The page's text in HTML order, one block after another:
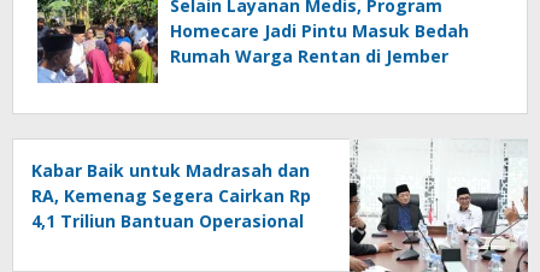
Selain Layanan Medis, Program
Homecare Jadi Pintu Masuk Bedah
Rumah Warga Rentan di Jember
Kabar Baik untuk Madrasah dan
RA, Kemenag Segera Cairkan Rp
4,1 Triliun Bantuan Operasional